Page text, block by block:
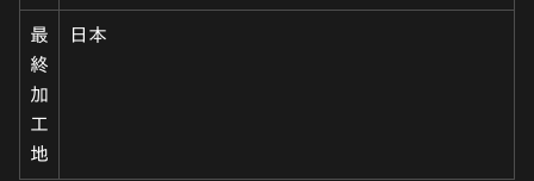
最
終
加
工
地
日本